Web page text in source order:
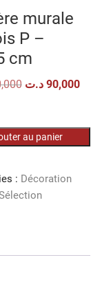
murale
P –
cm
Le
120,000 د.ت.
90,000 د.ت
Le
au panier
: Décoration